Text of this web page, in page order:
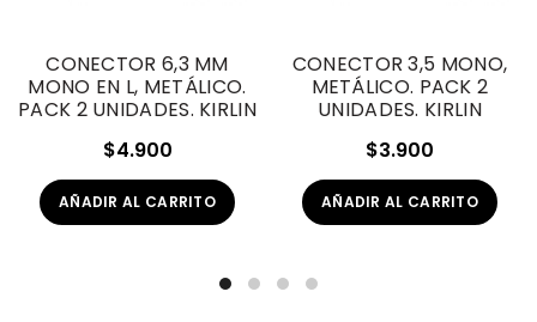
CONECTOR 6,3 MM
MONO EN L, METÁLICO.
PACK 2 UNIDADES. KIRLIN
$4.900
AÑADIR AL CARRITO
CONECTOR 3,5 MONO,
METÁLICO. PACK 2
UNIDADES. KIRLIN
$3.900
AÑADIR AL CARRITO